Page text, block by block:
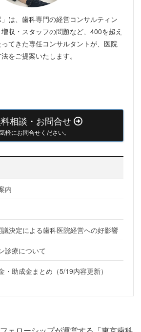
」は、歯科専門の経営コンサルティン
収・スタッフの問題など、400を超え
てきた専任コンサルタントが、医院
をご提案いたします。
相談・お問合せ
軽にお問合せください。
内
決定による歯科医院経営への好影響
診療について
・助成金まとめ（5/19内容更新）